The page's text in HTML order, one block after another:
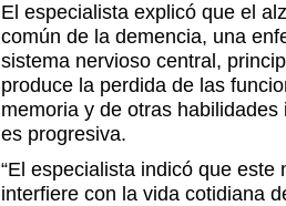
El especialista explicó que el
común de la demencia, una
sistema nervioso central,
produce la perdida de las
memoria y de otras
es progresiva.
“El especialista indicó que este
interfiere con la vida cotidiana